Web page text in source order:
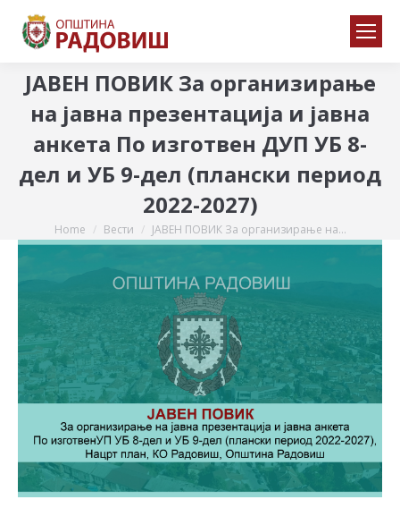
ЈАВЕН ПОВИК За организирање
на јавна презентација и јавна
анкета По изготвен ДУП УБ 8-
дел и УБ 9-дел (плански период
2022-2027)
You are here:
Home Вести ЈАВЕН ПОВИК За организирање на…